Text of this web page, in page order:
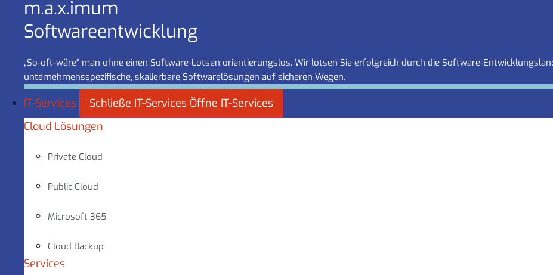
m.a.x.imum
Software­entwicklung
„So-oft-wäre“ man ohne einen Software-Lotsen orientierungslos. Wir lotsen Sie erfolgreich durch die Software-
unternehmensspezifische, skalierbare Softwarelösungen auf sicheren Wegen.
IT-Services Schließe IT-Services Öffne IT-Services
Cloud Lösungen
Private Cloud
Public Cloud
Microsoft 365
Cloud Backup
Services